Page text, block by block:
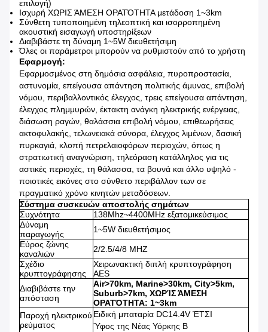
επιλογή)
Ισχυρή ΧΩΡΙΣ ΆΜΕΣΗ ΟΡΑΤΌΤΗΤΑ μετάδοση 1~3km
Σύνθετη τυποποιημένη τηλεοπτική και ισορροπημένη
ακουστική εισαγωγή υποστηρίξεων
Διαβιβάστε τη δύναμη 1~5W διευθετήσιμη
Όλες οι παράμετροι μπορούν να ρυθμιστούν από το χρήστη
Εφαρμογή:
Εφαρμοσμένος στη δημόσια ασφάλεια, πυροπροστασία,
αστυνομία, επείγουσα απάντηση πολιτικής άμυνας, επιβολή
νόμου, περιβαλλοντικός έλεγχος, τρεις επείγουσα απάντηση,
έλεγχος πλημμυρών, έκτακτη ανάγκη ηλεκτρικής ενέργειας,
διάσωση ραγών, θαλάσσια επιβολή νόμου, επιθεωρήσεις
ακτοφυλακής, τελωνειακά σύνορα, έλεγχος λιμένων, δασική
πυρκαγιά, κλοπή πετρελαιοφόρων περιοχών, όπως η
στρατιωτική αναγνώριση, τηλεόραση κατάλληλος για τις
αστικές περιοχές, τη θάλασσα, τα βουνά και άλλο υψηλό -
ποιοτικές εικόνες στο σύνθετο περιβάλλον των σε
πραγματικό χρόνο κινητών μεταδόσεων.
Σύστημα συσκευών αποστολής σημάτων
Συχνότητα
138Mhz~4400MHz εξατομικεύσιμος
Δύναμη
παραγωγής
1~5W διευθετήσιμος
Εύρος ζώνης
καναλιών
2/2.5/4/8 MHZ
Σχέδιο
κρυπτογράφησης
Χειρωνακτική διπλή κρυπτογράφηση
AES
Διαβιβάστε την
απόσταση
Air>70km, Marine>30km, City>5km,
Suburb>7km, ΧΩΡΊΣ ΆΜΕΣΗ
ΟΡΑΤΌΤΗΤΑ: 1~3km
Παροχή ηλεκτρικού
ρεύματος
Ειδική μπαταρία DC14.4V ΈΤΣΙ
Ύφος της Νέας Υόρκης Β